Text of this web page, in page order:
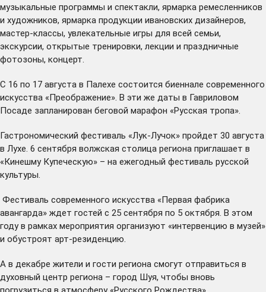
музыкальные программы и спектакли, ярмарка ремесленников
и художников, ярмарка продукции ивановских дизайнеров,
мастер-классы, увлекательные игры для всей семьи,
экскурсии, открытые тренировки, лекции и праздничные
фотозоны, концерт.
С 16 по 17 августа в Палехе состоится биеннале современного
искусства «Преображение». В эти же даты в Гавриловом
Посаде запланирован беговой марафон «Русская тропа».
Гастрономический фестиваль «Лук-Лучок» пройдет 30 августа
в Лухе. 6 сентября волжская столица региона приглашает в
«Кинешму Купеческую» – на ежегодный фестиваль русской
культуры.
Фестиваль современного искусства «Первая фабрика
авангарда» ждет гостей с 25 сентября по 5 октября. В этом
году в рамках мероприятия организуют «интервенцию в музей»
и обустроят арт-резиденцию.
А в декабре жители и гости региона смогут отправиться в
духовный центр региона – город Шуя, чтобы вновь